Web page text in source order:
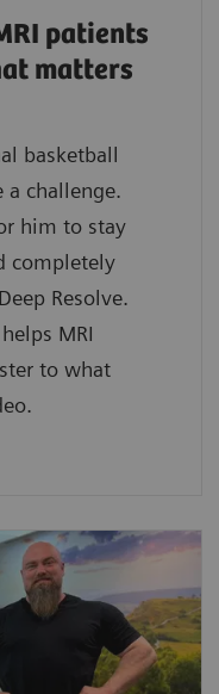
patients
matters
basketball
a challenge.
him to stay
completely
Resolve.
MRI
to what